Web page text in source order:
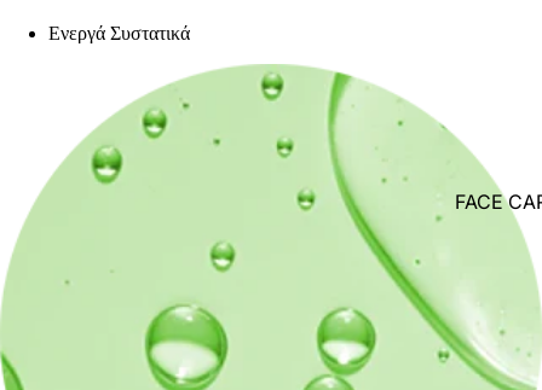
FACE
ASTRALI
BODY
SUN
ASTRALI
Ενεργά Συστατικά